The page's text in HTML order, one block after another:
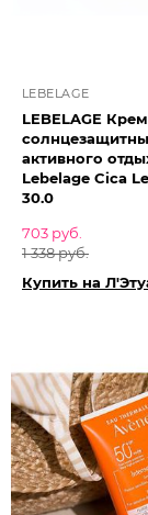
LEBELAGE
LEBELAGE
активного
Lebelage Cica
30.0
703 руб.
1 338 руб.
Купить на